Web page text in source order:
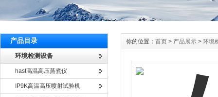
产品目录
环境检测设备
hast高温高压蒸煮仪
IP9K高温高压喷射试验机
你的位置： 首页 > 产品展示 > 环境